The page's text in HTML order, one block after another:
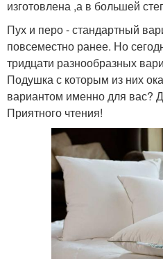
изготовлена ,а в большей
Пух и перо - стандартный
повсеместно ранее. Но
тридцати разнообразных
Подушка с которым из них
вариантом именно для вас?
Приятного чтения!